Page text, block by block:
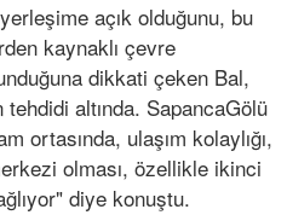
açık olduğunu, bu
kaynaklı çevre
dikkati çeken Bal,
altında. SapancaGölü
ortasında, ulaşım kolaylığı,
olması, özellikle ikinci
diye konuştu.